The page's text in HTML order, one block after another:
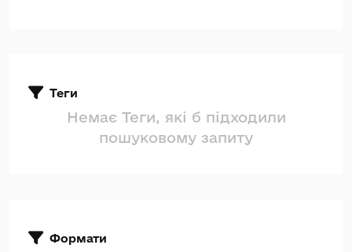
Теги
Немає Теги, які б підходили
пошуковому запиту
Формати